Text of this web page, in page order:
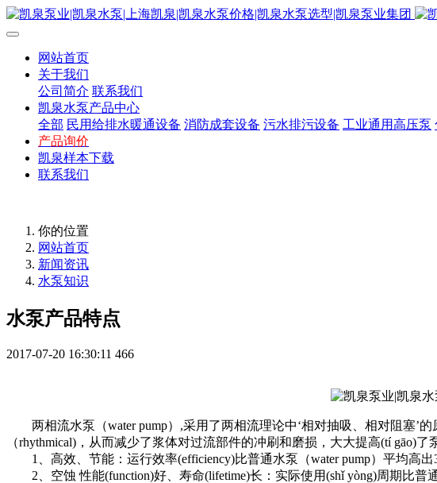
网站首页
关于我们
公司简介 联系我们
凯泉水泵产品中心
全部 民用给排水暖通设备 消防成套设备 污水排污设备 工业通用高压泵
产品询价
凯泉样本下载
联系我们
你的位置
网站首页
新闻资讯
水泵知识
水泵产品特点
2017-07-20 16:30:11 466
两相流水泵（water pump）,采用了两相流理论中‘相对抽吸、相对阻塞’的
（rhythmical)，从而减少了浆体对过流部件的冲刷和磨损，大大提高(tí gāo)
1、高效、节能：运行效率(efficiency)比普通水泵（water pump）平均高出
2、空蚀 性能(function)好、寿命(lifetime)长：实际使用(shǐ yòng)周期比普